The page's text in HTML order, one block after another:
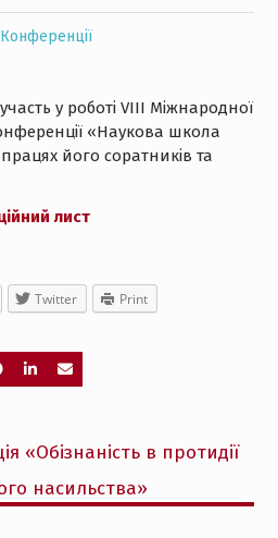
Конференції
у роботі VIII Міжнародної
«Наукова школа
його соратників та
лист
Twitter Print
«Обізнаність в протидії
насильства»